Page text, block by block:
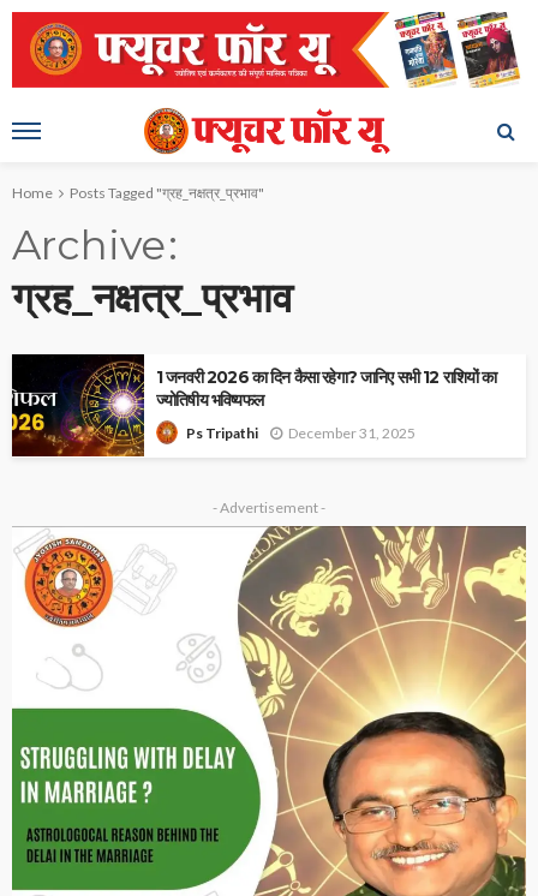
Home Posts Tagged "ग्रह_नक्षत्र_प्रभाव"
Archive
ग्रह_नक्षत्र_प्रभाव
1 जनवरी 2026 का दिन कैसा रहेगा? जानिए सभी 12 राशियों का
ज्योतिषीय भविष्यफल
Ps Tripathi December 31, 2025
- Advertisement -